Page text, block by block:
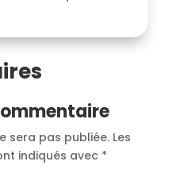
sera pas publiée. Les
indiqués avec *